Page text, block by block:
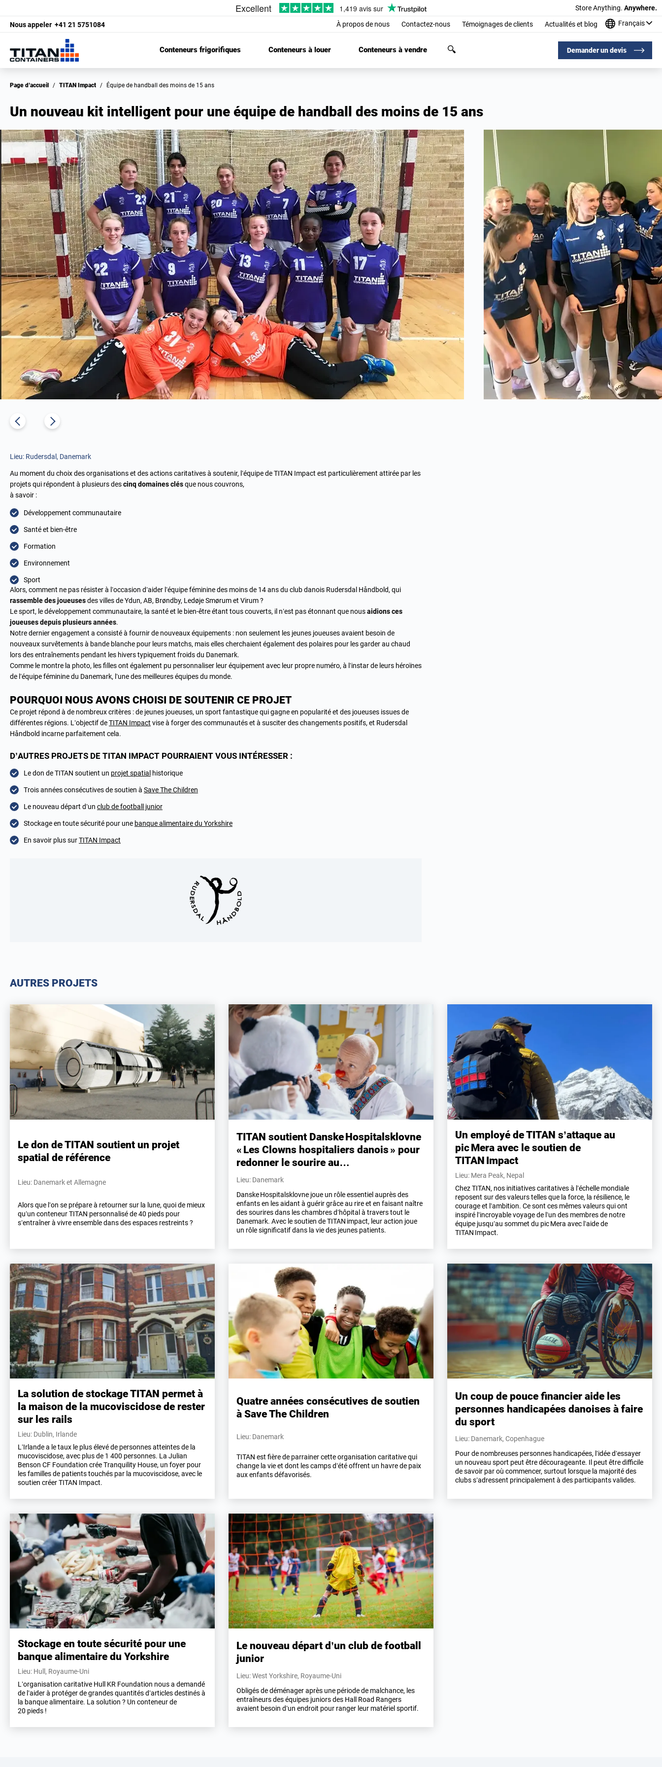
Store Anything. Anywhere.
Nous appeler +41 21 5751084 À propos de nous Contactez-nous Témoignages de clients Actualités et blog Français
Conteneurs frigorifiques Conteneurs à louer Conteneurs à vendre Demander un devis
Page d’accueil / TITAN Impact / Équipe de handball des moins de 15 ans
Un nouveau kit intelligent pour une équipe de handball des moins de 15 ans
Lieu: Rudersdal, Danemark
Au moment du choix des organisations et des actions caritatives à soutenir, l’équipe de TITAN Impact est particulièrement attirée par les
projets qui répondent à plusieurs descinq domaines clésque nous couvrons,
à savoir :
Développement communautaire
Santé et bien-être
Formation
Environnement
Sport
Alors, comment ne pas résister à l’occasion d’aider l’équipe féminine des moins de 14 ans du club danois Rudersdal Håndbold, qui
rassemble des joueusesdes villes de Ydun, AB, Brøndby, Ledøje Smørum et Virum ?
Le sport, le développement communautaire, la santé et le bien-être étant tous couverts, il n’est pas étonnant que nousaidions ces
joueuses depuis plusieurs années.
Notre dernier engagement a consisté à fournir de nouveaux équipements : non seulement les jeunes joueuses avaient besoin de
nouveaux survêtements à bande blanche pour leurs matchs, mais elles cherchaient également des polaires pour les garder au chaud
lors des entraînements pendant les hivers typiquement froids du Danemark.
Comme le montre la photo, les filles ont également pu personnaliser leur équipement avec leur propre numéro, à l’instar de leurs héroïnes
de l’équipe féminine du Danemark, l’une des meilleures équipes du monde.
POURQUOI NOUS AVONS CHOISI DE SOUTENIR CE PROJET
Ce projet répond à de nombreux critères : de jeunes joueuses, un sport fantastique qui gagne en popularité et des joueuses issues de
différentes régions. L’objectif deTITAN Impact vise à forger des communautés et à susciter des changements positifs, et Rudersdal
Håndbold incarne parfaitement cela.
D’AUTRES PROJETS DE TITAN IMPACT POURRAIENT VOUS INTÉRESSER :
Le don de TITAN soutient un projet spatial historique
Trois années consécutives de soutien à Save The Children
Le nouveau départ d’un club de football junior
Stockage en toute sécurité pour une banque alimentaire du Yorkshire
En savoir plus surTITAN Impact
AUTRES PROJETS
Le don de TITAN soutient un projet
spatial de référence
Lieu: Danemark et Allemagne
Alors que l’on se prépare à retourner sur la lune, quoi de mieux
qu’un conteneur TITAN personnalisé de 40 pieds pour
s’entraîner à vivre ensemble dans des espaces restreints ?
TITAN soutient Danske Hospitalsklovne
« Les Clowns hospitaliers danois » pour
redonner le sourire au…
Lieu: Danemark
Danske Hospitalsklovne joue un rôle essentiel auprès des
enfants en les aidant à guérir grâce au rire et en faisant naître
des sourires dans les chambres d’hôpital à travers tout le
Danemark. Avec le soutien de TITAN impact, leur action joue
un rôle significatif dans la vie des jeunes patients.
Un employé de TITAN s’attaque au
pic Mera avec le soutien de
TITAN Impact
Lieu: Mera Peak, Nepal
Chez TITAN, nos initiatives caritatives à l’échelle mondiale
reposent sur des valeurs telles que la force, la résilience, le
courage et l’ambition. Ce sont ces mêmes valeurs qui ont
inspiré l’incroyable voyage de l’un des membres de notre
équipe jusqu’au sommet du pic Mera avec l’aide de
TITAN Impact.
La solution de stockage TITAN permet à
la maison de la mucoviscidose de rester
sur les rails
Lieu: Dublin, Irlande
L’Irlande a le taux le plus élevé de personnes atteintes de la
mucoviscidose, avec plus de 1 400 personnes. La Julian
Benson CF Foundation crée Tranquility House, un foyer pour
les familles de patients touchés par la mucoviscidose, avec le
soutien créer TITAN Impact.
Quatre années consécutives de soutien
à Save The Children
Lieu: Danemark
TITAN est fière de parrainer cette organisation caritative qui
change la vie et dont les camps d’été offrent un havre de paix
aux enfants défavorisés.
Un coup de pouce financier aide les
personnes handicapées danoises à faire
du sport
Lieu: Danemark, Copenhague
Pour de nombreuses personnes handicapées, l’idée d’essayer
un nouveau sport peut être décourageante. Il peut être difficile
de savoir par où commencer, surtout lorsque la majorité des
clubs s’adressent principalement à des participants valides.
Stockage en toute sécurité pour une
banque alimentaire du Yorkshire
Lieu: Hull, Royaume-Uni
L’organisation caritative Hull KR Foundation nous a demandé
de l’aider à protéger de grandes quantités d’articles destinés à
la banque alimentaire. La solution ? Un conteneur de
20 pieds !
Le nouveau départ d’un club de football
junior
Lieu: West Yorkshire, Royaume-Uni
Obligés de déménager après une période de malchance, les
entraîneurs des équipes juniors des Hall Road Rangers
avaient besoin d’un endroit pour ranger leur matériel sportif.